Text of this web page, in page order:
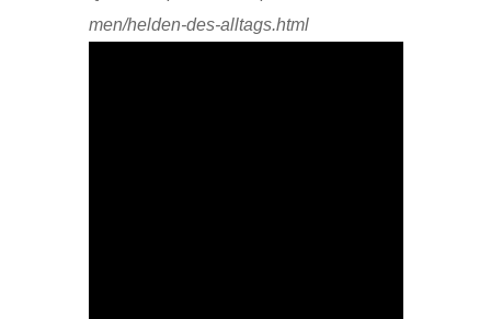
men/helden-des-alltags.html